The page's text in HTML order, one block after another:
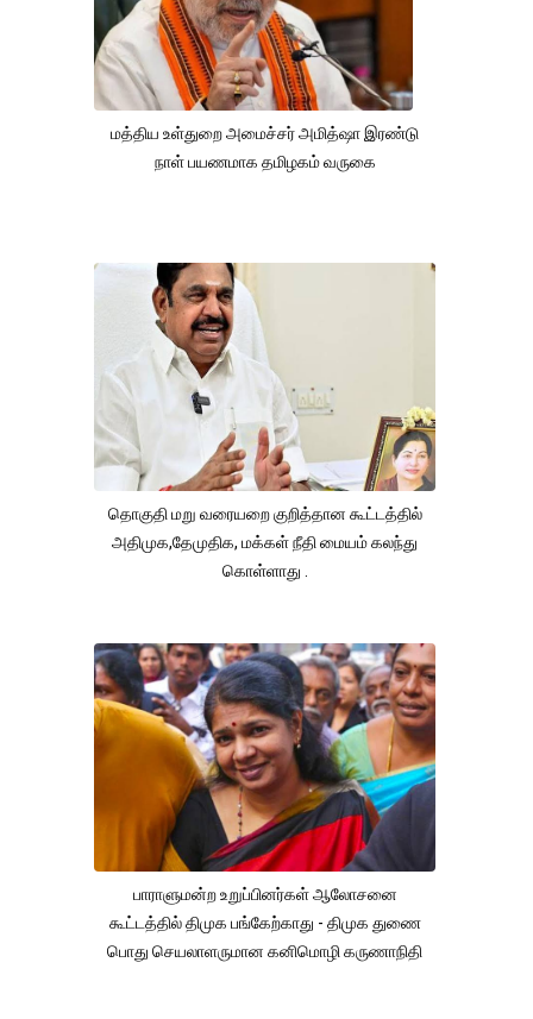
மத்திய உள்துறை அமைச்சர் அமித்ஷா இரண்டு
நாள் பயணமாக தமிழகம் வருகை
தொகுதி மறு வரையறை குறித்தான கூட்டத்தில்
அதிமுக,தேமுதிக, மக்கள் நீதி மையம் கலந்து
கொள்ளாது .
பாராளுமன்ற உறுப்பினர்கள் ஆலோசனை
கூட்டத்தில் திமுக பங்கேற்காது - திமுக துணை
பொது செயலாளருமான கனிமொழி கருணாநிதி